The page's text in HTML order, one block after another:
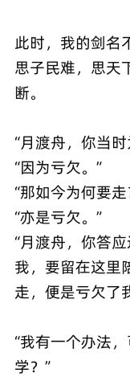
此时，我的剑名
思子民难，思天
断。
“月渡舟，你当
“因为亏欠。”
“那如今为何要走
“亦是亏欠。”
“月渡舟，你答
我，要留在这里
走，便是亏欠了
“我有一个办法
学？”